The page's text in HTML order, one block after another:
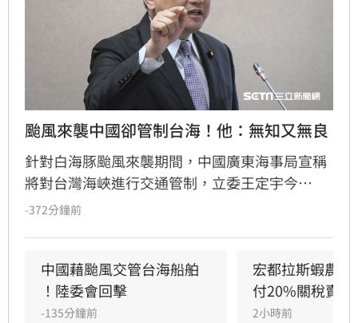
颱風來襲中國卻管制台海！他：無知又無良
針對白海豚颱風來襲期間，中國廣東海事局宣稱
將對台灣海峽進行交通管制，立委王定宇今
（8）日嚴詞批評，直指中國政府此舉既無知又
方，更藐視國際規範。他強調，中國人民處於水
深火熱，政府卻忙於政治操作。王定宇感嘆，中
國作為大國卻缺乏基本素質，並再次提醒「誰跟
-372分鐘前
中國藉颱風交管台海船舶
！陸委會回擊
-135分鐘前
宏都拉斯蝦農
付20%關稅賣台
2小時前